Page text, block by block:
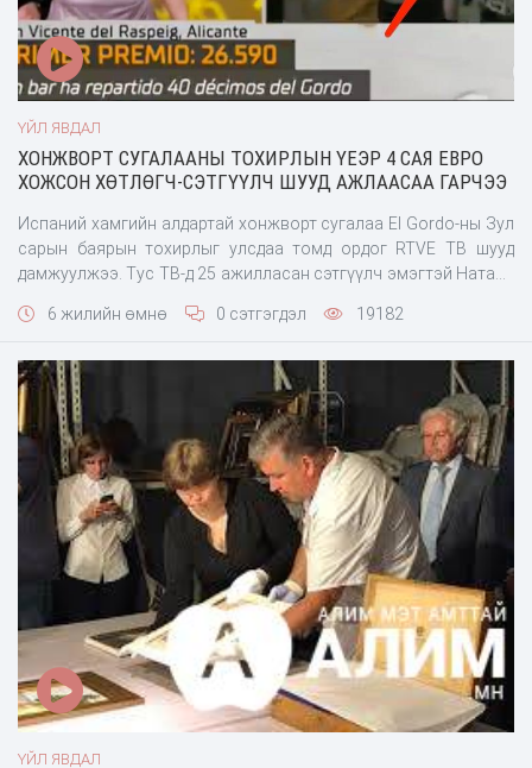
ҮЙЛ ЯВДАЛ
ХОНЖВОРТ СУГАЛААНЫ ТОХИРЛЫН ҮЕЭР 4 САЯ ЕВРО
ХОЖСОН ХӨТЛӨГЧ-СЭТГҮҮЛЧ ШУУД АЖЛААСАА ГАРЧЭЭ
Испаний хамгийн алдартай хонжворт сугалаа El Gordo-ны Зул
сарын баярын тохирлыг улсдаа томд ордог RTVE ТВ шууд
дамжуулжээ. Тус ТВ-д 25 ажилласан сэтгүүлч эмэгтэй Натали
6 жилийн өмнө
0 сэтгэгдэл 19182
ҮЙЛ ЯВДАЛ